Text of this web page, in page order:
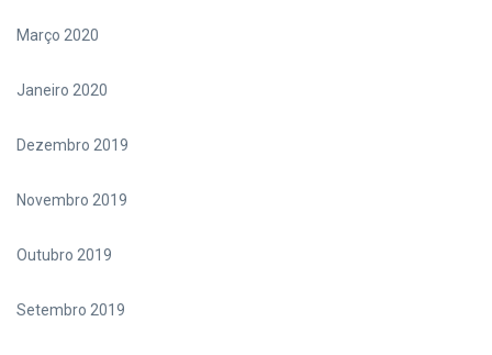
Março 2020
Janeiro 2020
Dezembro 2019
Novembro 2019
Outubro 2019
Setembro 2019